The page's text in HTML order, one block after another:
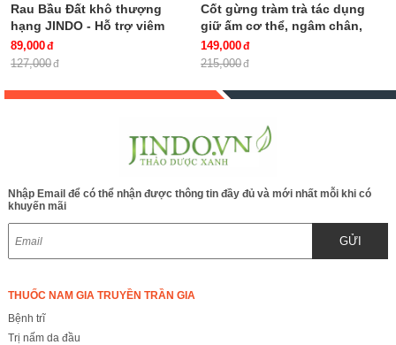
Rau Bầu Đất khô thượng
hạng JINDO - Hỗ trợ viêm
bàng quang, khí hư, bạch đới,
kinh nguyệt không đều rất tốt
89,000
127,000
Cốt gừng tràm trà tác dụng
giữ ấm cơ thể, ngâm chân,
giảm ho chai 500ml
149,000
215,000
Nhập Email để có thể nhận được thông tin đầy đủ và mới nhất mỗi khi có
khuyến mãi
GỬI
THUỐC NAM GIA TRUYỀN TRẦN GIA
Bệnh trĩ
Trị nấm da đầu